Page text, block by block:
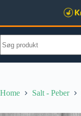
results
Home Salt - Peber